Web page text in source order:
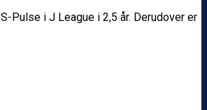
Pulse i J League i 2,5 år. Derudover er